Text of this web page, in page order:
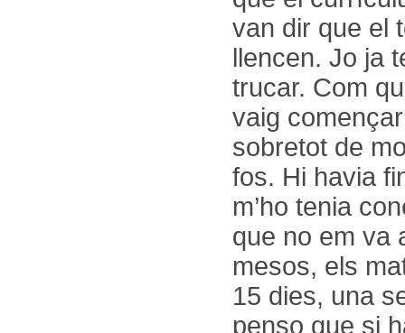
van dir que el
llencen. Jo ja
trucar. Com
vaig
sobretot de
fos. Hi havia
m’ho tenia
que no em va
mesos, els
15 dies, una
penso que si